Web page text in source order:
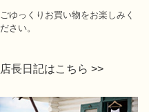
ごゆっくりお買い物をお楽しみく
ださい。
店長日記はこちら >>